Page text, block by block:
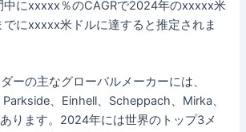
中にxxxxx％のCAGRで2024年のxxxxx米
でにxxxxx米ドルに達すると推定されま
ーの主なグローバルメーカーには、
、Einhell、Scheppach、Mirka、
ります。2024年には世界のトップ3メ